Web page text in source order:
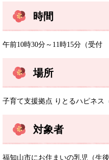
時間
午前10時30分～11時15分（受付
場所
子育て支援拠点 りとるハピネス
対象者
福知山市にお住まいの乳児（生